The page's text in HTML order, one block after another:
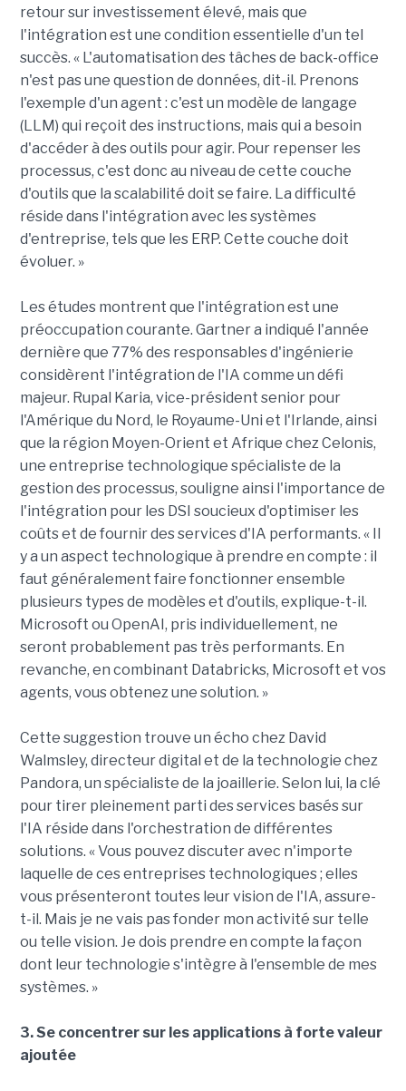
retour sur investissement élevé, mais que
l'intégration est une condition essentielle d'un tel
succès. « L'automatisation des tâches de back-office
n'est pas une question de données, dit-il. Prenons
l'exemple d'un agent : c'est un modèle de langage
(LLM) qui reçoit des instructions, mais qui a besoin
d'accéder à des outils pour agir. Pour repenser les
processus, c'est donc au niveau de cette couche
d'outils que la scalabilité doit se faire. La difficulté
réside dans l'intégration avec les systèmes
d'entreprise, tels que les ERP. Cette couche doit
évoluer. »
Les études montrent que l'intégration est une
préoccupation courante. Gartner a indiqué l'année
dernière que 77% des responsables d'ingénierie
considèrent l'intégration de l'IA comme un défi
majeur. Rupal Karia, vice-président senior pour
l'Amérique du Nord, le Royaume-Uni et l'Irlande, ainsi
que la région Moyen-Orient et Afrique chez Celonis,
une entreprise technologique spécialiste de la
gestion des processus, souligne ainsi l'importance de
l'intégration pour les DSI soucieux d'optimiser les
coûts et de fournir des services d'IA performants. « Il
y a un aspect technologique à prendre en compte : il
faut généralement faire fonctionner ensemble
plusieurs types de modèles et d'outils, explique-t-il.
Microsoft ou OpenAI, pris individuellement, ne
seront probablement pas très performants. En
revanche, en combinant Databricks, Microsoft et vos
agents, vous obtenez une solution. »
Cette suggestion trouve un écho chez David
Walmsley, directeur digital et de la technologie chez
Pandora, un spécialiste de la joaillerie. Selon lui, la clé
pour tirer pleinement parti des services basés sur
l'IA réside dans l'orchestration de différentes
solutions. « Vous pouvez discuter avec n'importe
laquelle de ces entreprises technologiques ; elles
vous présenteront toutes leur vision de l'IA, assure-
t-il. Mais je ne vais pas fonder mon activité sur telle
ou telle vision. Je dois prendre en compte la façon
dont leur technologie s'intègre à l'ensemble de mes
systèmes. »
3. Se concentrer sur les applications à forte valeur
ajoutée